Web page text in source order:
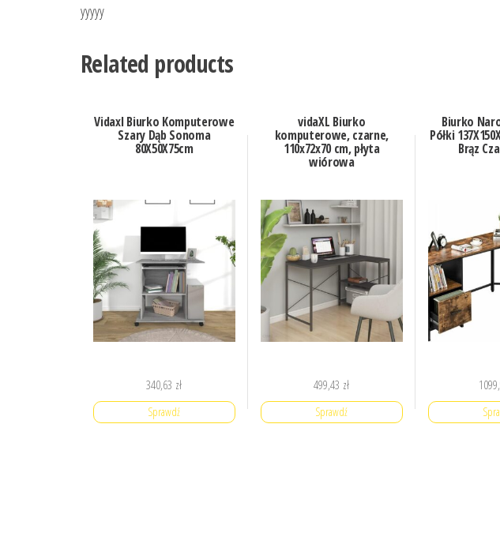
yyyyy
Related products
Vidaxl Biurko Komputerowe
Szary Dąb Sonoma
80X50X75cm
340,63 zł
Sprawdź
vidaXL Biurko
komputerowe, czarne,
110x72x70 cm, płyta
wiórowa
499,43 zł
Sprawdź
Biurko
Półki
Brąz